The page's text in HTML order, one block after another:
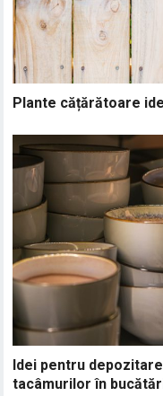
Plante cățărătoare
Idei pentru
tacâmurilor în